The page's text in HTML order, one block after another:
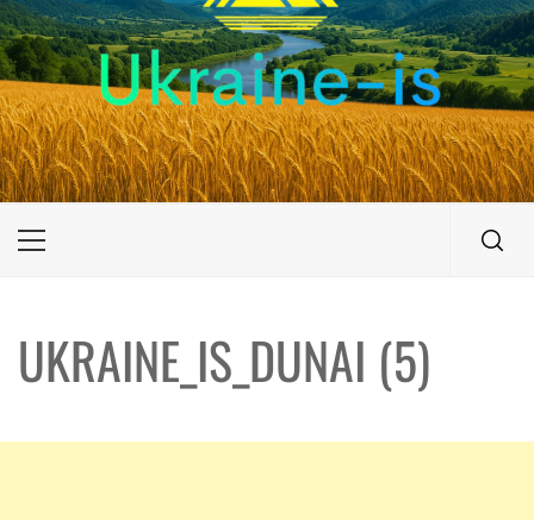
UKRAINE-IS
ПУТЕШЕСТВИЕ ПО УКРАИНЕ
Primary
UKRAINE_IS_DUNAI (5)